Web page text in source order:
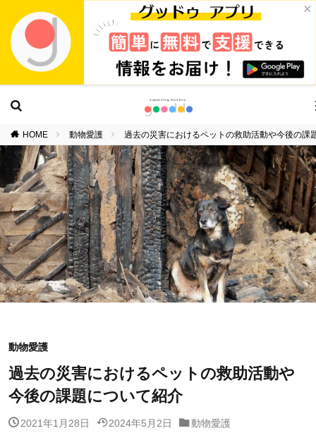
×
HOME 動物愛護 過去の災害におけるペットの救助活動や今後の課
動物愛護
過去の災害におけるペットの救助活動や
今後の課題について紹介
2021年1月28日 2024年5月2日 動物愛護